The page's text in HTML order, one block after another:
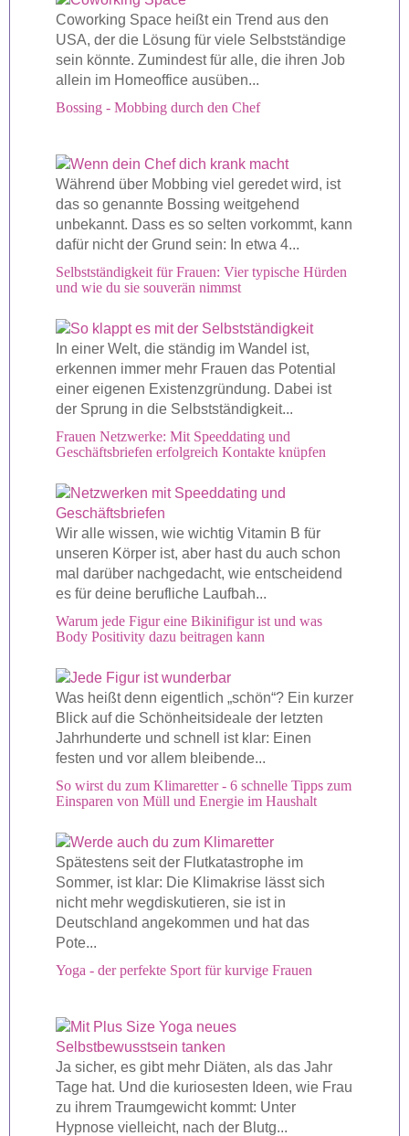
Coworking Space heißt ein Trend aus den
USA, der die Lösung für viele Selbstständige
sein könnte. Zumindest für alle, die ihren Job
allein im Homeoffice ausüben...
Bossing - Mobbing durch den Chef
Während über Mobbing viel geredet wird, ist
das so genannte Bossing weitgehend
unbekannt. Dass es so selten vorkommt, kann
dafür nicht der Grund sein: In etwa 4...
Selbstständigkeit für Frauen: Vier typische Hürden
und wie du sie souverän nimmst
In einer Welt, die ständig im Wandel ist,
erkennen immer mehr Frauen das Potential
einer eigenen Existenzgründung. Dabei ist
der Sprung in die Selbstständigkeit...
Frauen Netzwerke: Mit Speeddating und
Geschäftsbriefen erfolgreich Kontakte knüpfen
Wir alle wissen, wie wichtig Vitamin B für
unseren Körper ist, aber hast du auch schon
mal darüber nachgedacht, wie entscheidend
es für deine berufliche Laufbah...
Warum jede Figur eine Bikinifigur ist und was
Body Positivity dazu beitragen kann
Was heißt denn eigentlich „schön“? Ein kurzer
Blick auf die Schönheitsideale der letzten
Jahrhunderte und schnell ist klar: Einen
festen und vor allem bleibende...
So wirst du zum Klimaretter - 6 schnelle Tipps zum
Einsparen von Müll und Energie im Haushalt
Spätestens seit der Flutkatastrophe im
Sommer, ist klar: Die Klimakrise lässt sich
nicht mehr wegdiskutieren, sie ist in
Deutschland angekommen und hat das
Pote...
Yoga - der perfekte Sport für kurvige Frauen
Ja sicher, es gibt mehr Diäten, als das Jahr
Tage hat. Und die kuriosesten Ideen, wie Frau
zu ihrem Traumgewicht kommt: Unter
Hypnose vielleicht, nach der Blutg...